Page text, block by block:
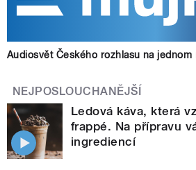
Audiosvět Českého rozhlasu na jednom
NEJPOSLOUCHANĚJŠÍ
Ledová káva, která
frappé. Na přípravu
ingrediencí